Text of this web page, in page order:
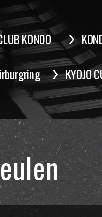
KONDO
KYOJO